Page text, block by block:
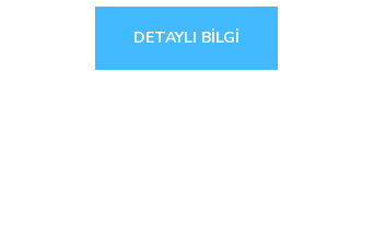
DETAYLI BİLGİ